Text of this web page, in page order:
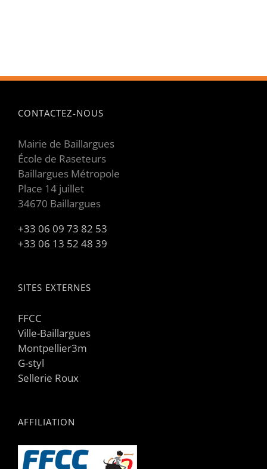
CONTACTEZ-NOUS
Mairie de Baillargues
École de Raseteurs
Baillargues Métropole
Place 14 juillet
34670 Baillargues
+33 06 09 73 82 53
+33 06 13 52 48 39
SITES EXTERNES
FFCC
Ville-Baillargues
Montpellier3m
G-styl
Sellerie Roux
AFFILIATION